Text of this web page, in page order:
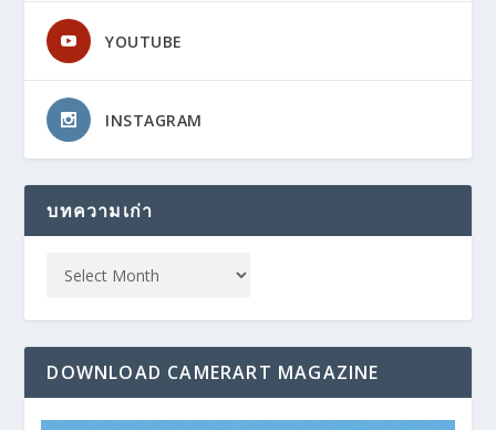
YOUTUBE
INSTAGRAM
บทความเก่า
DOWNLOAD CAMERART MAGAZINE